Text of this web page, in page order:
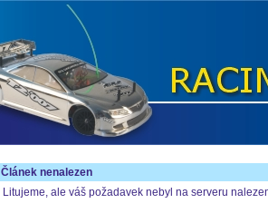
Článek nenalezen
Litujeme, ale váš požadavek nebyl na serveru